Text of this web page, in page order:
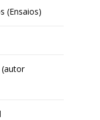
(Ensaios)